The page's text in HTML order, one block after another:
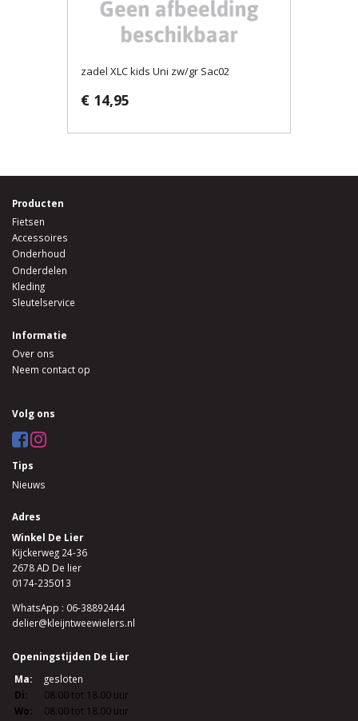
zadel XLC kids Uni zw/gr Sac02
€ 14,95
Producten
Fietsen
Accessoires
Onderhoud
Onderdelen
Kleding
Sleutelservice
Informatie
Over ons
Neem contact op
Volg ons
Tips
Nieuws
Adres
Winkel De Lier
Kijckerweg 24-36
2678 AD De lier
0174-235013
WhatsApp : 06-38892444
delier@kleijntweewielers.nl
Openingstijden De Lier
Ma:
gesloten
Di:
08.00 tot 18.00 uur
Wo:
08.00 tot 18.00 uur